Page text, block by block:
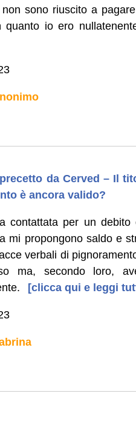
sono riuscito a
quanto io ero
da Cerved – Il
è ancora valido?
contattata per un
mi propongono saldo e
verbali di
ma, secondo loro,
[clicca qui e leggi